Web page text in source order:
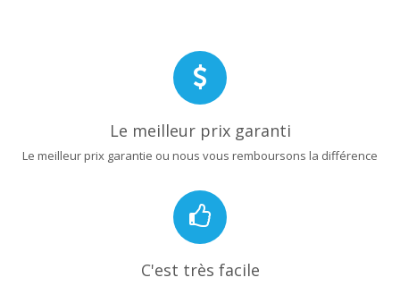
Le meilleur prix garanti
Le meilleur prix garantie ou nous vous remboursons la différence
C'est très facile